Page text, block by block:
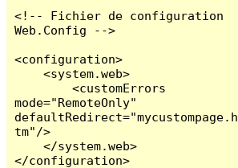
<!-- Fichier de configuration
Web.Config -->
<configuration>
    <system.web>
        <customErrors
mode="RemoteOnly"
defaultRedirect="mycustompage.h
tm"/>
    </system.web>
</configuration>